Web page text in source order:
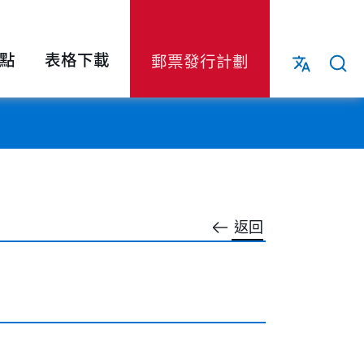
表格下載 郵票發行計劃
返回